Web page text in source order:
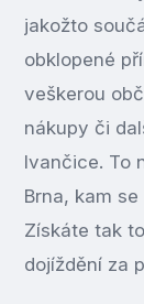
jakožto
obklopené
veškerou
nákupy či
Ivančice. To
Brna, kam
Získáte tak
dojíždění za